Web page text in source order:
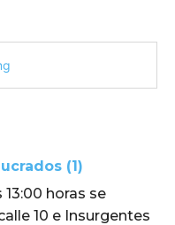
horas se
10 e Insurgentes